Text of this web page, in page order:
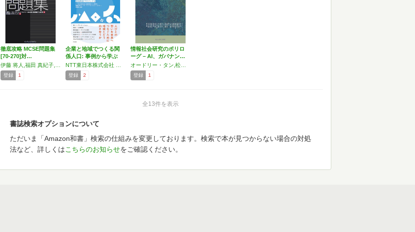
徹底攻略 MCSE問題集
[70-270]対…
登録 1
企業と地域でつくる関
係人口: 事例から学ぶ
地…
登録 2
情報社会研究のポリロ
ーグ – AI、ガバナン…
登録 1
全13件を表示
書誌検索オプションについて
ただいま「Amazon和書」検索の仕組みを変更しております。検索で本が見つからない場合の対処
法など、詳しくはこちらのお知らせをご確認ください。